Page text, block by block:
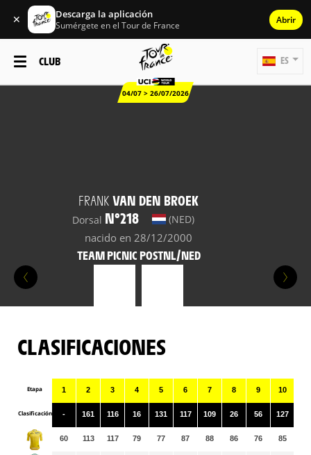
✕ Descarga la aplicación
Sumérgete en el Tour de France Abrir
CLUB
04/07 > 26/07/2026
ES
FRANK VAN DEN BROEK
Dorsal N°218 (NED)
nacido en 28/12/2000
TEAM PICNIC POSTNL/NED
CLASIFICACIONES
Etapa
Clasificación
1
-
60
2
161
113
3
116
117
4
16
79
5
131
77
6
117
87
7
109
88
8
26
86
9
56
76
10
127
85